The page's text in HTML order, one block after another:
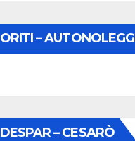
ORITI –
DESPAR – CESARÒ